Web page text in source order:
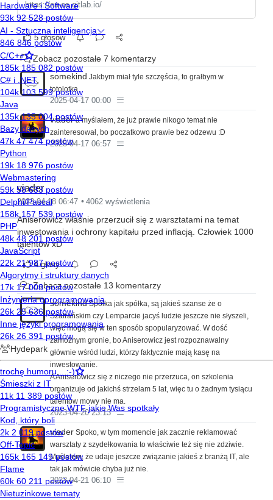
https://eu-os.gitlab.io/
5 głosów
Zobacz pozostałe 7 komentarzy
somekind Jakbym miał tyle szczęścia, to grałbym w
totolotka.
2025-04-17 00:00
viader a myślałem, że już prawie nikogo temat nie
zainteresował, bo poczatkowo prawie bez odzewu :D
2025-04-17 06:57
viader
2023-04-18 06:47 4062 wyświetlenia
Aniserowicz właśnie przerzucił się z warsztatami na temat
inwestowania i ochrony kapitału przed inflacją. Człowiek 1000
talentów xD
4 głosy
Zobacz pozostałe 13 komentarzy
somekind Spółka jak spółka, są jakieś szanse że o
Szafrańskim czy Lemparcie jacyś ludzie jeszcze nie słyszeli,
więc mogą się w ten sposób spopularyzować. W dość
zamożnym gronie, bo Aniserowicz jest rozpoznawalny
głównie wśród ludzi, którzy faktycznie mają kasę na
inwestowanie.
A Aniserowicz się z niczego nie przerzuca, on szkolenia
organizuje od jakichś strzelam 5 lat, więc tu o żadnym tysiącu
talentów mowy nie ma.
2023-04-20 23:13
viader Spoko, w tym momencie jak zacznie reklamować
warsztaty z szydełkowania to właściwie też się nie zdziwie.
Myślałem, że udaje jeszcze związanie jakieś z branżą IT, ale
tak jak mówicie chyba już nie.
2023-04-21 06:10